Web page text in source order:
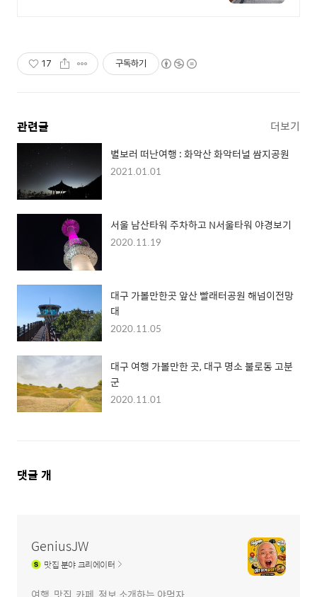
17 구독하기
관련글 더보기
별보러 떠난여행 : 화악산 화악터널 쌈지공원
2021.01.01
서울 남산타워 주차하고 N서울타워 야경보기
2020.11.19
대구 가볼만한곳 앞산 빨래터공원 해넘이전망
대
2020.11.05
대구 여행 가볼만한 곳, 대구 명소 불로동 고분
군
2020.11.01
댓
댓글 개
GeniusJW
맛집분야 크리에이터